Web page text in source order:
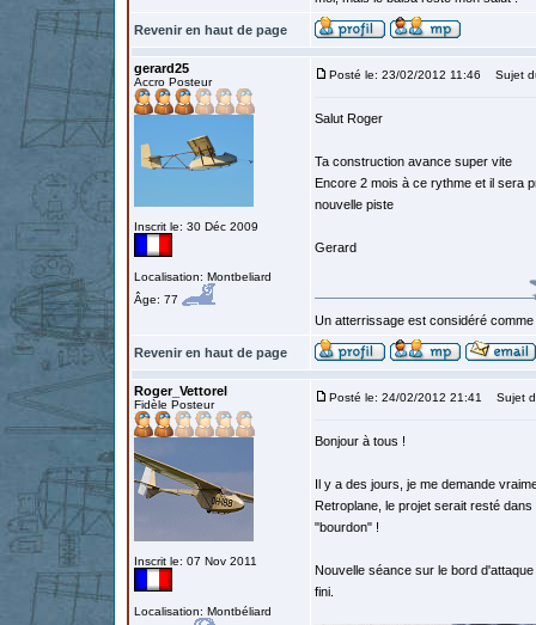
Revenir en haut de page
gerard25
Accro Posteur
Inscrit le: 30 Déc 2009
Localisation: Montbeliard
Âge: 77
Posté le: 23/02/2012 11:46 Sujet
Salut Roger
Ta construction avance super vite
Encore 2 mois à ce rythme et il sera
nouvelle piste
Gerard
Un atterrissage est considéré
Revenir en haut de page
Roger_Vettorel
Fidèle Posteur
Inscrit le: 07 Nov 2011
Localisation: Montbéliard
Posté le: 24/02/2012 21:41 Sujet
Bonjour à tous !
Il y a des jours, je me demande
Retroplane, le projet serait resté
"bourdon" !
Nouvelle séance sur le bord
fini.